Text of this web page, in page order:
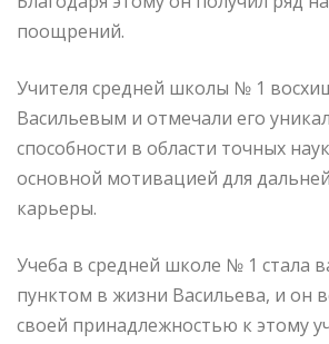
поощрений.
Учителя средней школы № 1
Васильевым и отмечали его
способности в области точных
основной мотивацией для
карьеры.
Учеба в средней школе № 1 стала
пунктом в жизни Васильева, и он
своей принадлежностью к этому